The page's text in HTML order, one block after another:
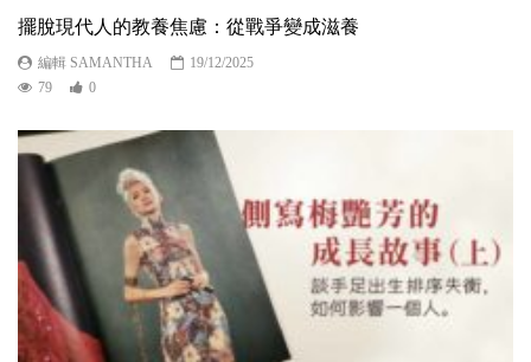
擺脫現代人的教養焦慮：從戰爭變成滋養
編輯 SAMANTHA
19/12/2025
79
0